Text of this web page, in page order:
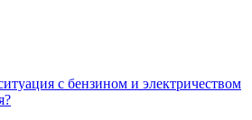
с бензином и электричеством